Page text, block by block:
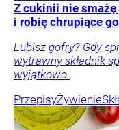
Z cukinii nie
i robię chrupiące
Lubisz gofry? Gdy
wytrawny składnik
wyjątkowo.
PrzepisyŻywienie